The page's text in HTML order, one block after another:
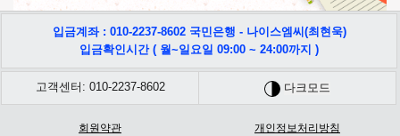
입금계좌 : 010-2237-8602 국민은행 - 나이스엠씨(최현욱)
입금확인시간 ( 월~일요일 09:00 ~ 24:00까지 )
고객센터: 010-2237-8602 다크모드
회원약관 개인정보처리방침